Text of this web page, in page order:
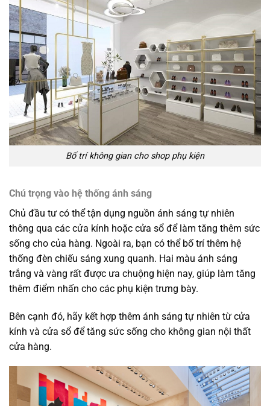
Bố trí không gian cho shop phụ kiện
Chú trọng vào hệ thống ánh sáng
Chủ đầu tư có thể tận dụng nguồn ánh sáng tự nhiên
thông qua các cửa kính hoặc cửa sổ để làm tăng thêm sức
sống cho của hàng. Ngoài ra, bạn có thể bố trí thêm hệ
thống đèn chiếu sáng xung quanh. Hai màu ánh sáng
trắng và vàng rất được ưa chuộng hiện nay, giúp làm tăng
thêm điểm nhấn cho các phụ kiện trưng bày.
Bên cạnh đó, hãy kết hợp thêm ánh sáng tự nhiên từ cửa
kính và cửa sổ để tăng sức sống cho không gian nội thất
cửa hàng.